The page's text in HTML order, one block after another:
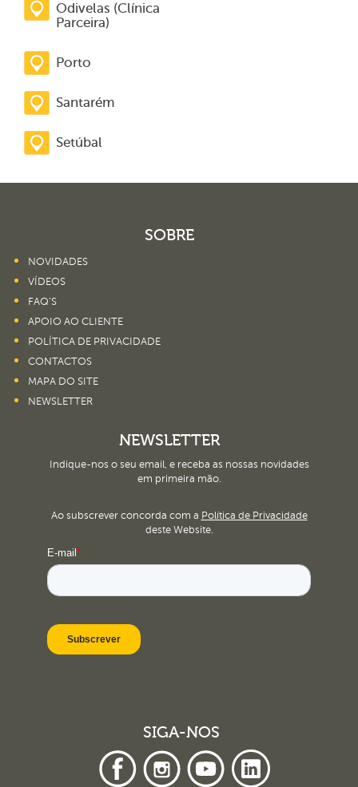
Odivelas (Clínica
Parceira)
Porto
Santarém
Setúbal
SOBRE
NOVIDADES
VÍDEOS
FAQ’S
APOIO AO CLIENTE
POLÍTICA DE PRIVACIDADE
CONTACTOS
MAPA DO SITE
NEWSLETTER
NEWSLETTER
Indique-nos o seu email, e receba as nossas novidades
em primeira mão.
Ao subscrever concorda com a Política de Privacidade
deste Website.
SIGA-NOS